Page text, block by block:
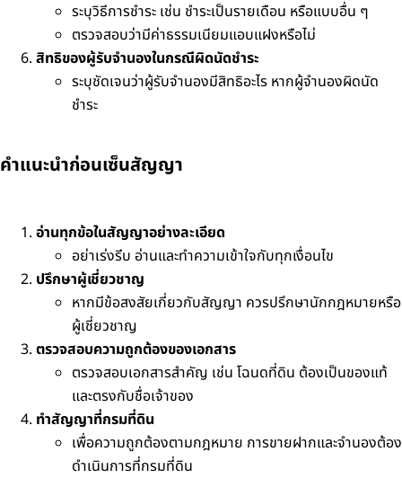
ระบุวิธีการชำระ เช่น ชำระเป็นรายเดือน หรือแบบอื่น ๆ
ตรวจสอบว่ามีค่าธรรมเนียมแอบแฝงหรือไม่
สิทธิของผู้รับจำนองในกรณีผิดนัดชำระ
ระบุชัดเจนว่าผู้รับจำนองมีสิทธิอะไร หากผู้จำนองผิดนัด
ชำระ
คำแนะนำก่อนเซ็นสัญญา
อ่านทุกข้อในสัญญาอย่างละเอียด
อย่าเร่งรีบ อ่านและทำความเข้าใจกับทุกเงื่อนไข
ปรึกษาผู้เชี่ยวชาญ
หากมีข้อสงสัยเกี่ยวกับสัญญา ควรปรึกษานักกฎหมายหรือ
ผู้เชี่ยวชาญ
ตรวจสอบความถูกต้องของเอกสาร
ตรวจสอบเอกสารสำคัญ เช่น โฉนดที่ดิน ต้องเป็นของแท้
และตรงกับชื่อเจ้าของ
ทำสัญญาที่กรมที่ดิน
เพื่อความถูกต้องตามกฎหมาย การขายฝากและจำนองต้อง
ดำเนินการที่กรมที่ดิน